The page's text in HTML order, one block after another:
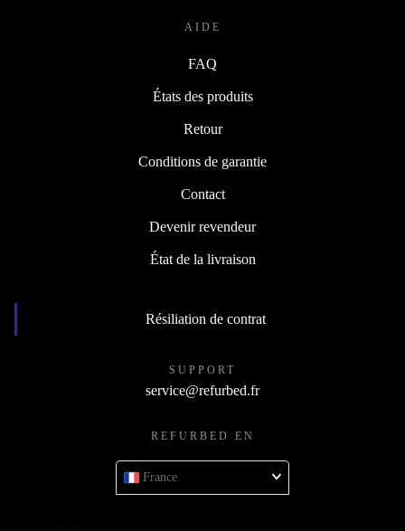
AIDE
FAQ
États des produits
Retour
Conditions de garantie
Contact
Devenir revendeur
État de la livraison
Résiliation de contrat
SUPPORT
service@refurbed.fr
REFURBED EN
France